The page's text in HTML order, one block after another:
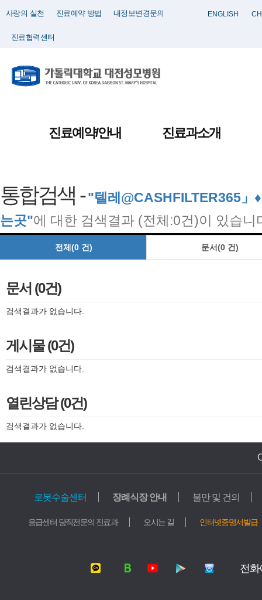
사랑의 실천 진료예약 방법 내정보변경문의
진료협력센터
ENGLISH
진료예약/안내 진료과소개
통합검색 - "텔레@CASHFILTER365」
는곳"에 대한 검색결과 (전체:0건)이 있습니
전체(0 건) 문서(0 건)
문서 (0건)
검색결과가 없습니다.
게시물 (0건)
검색결과가 없습니다.
열린상담 (0건)
검색결과가 없습니다.
의료기관
가톨릭중앙의료원
교육기관
학교법인 가
가톨릭대학
로봇수술센터 장례식장 안내 불만 및 건의
응급센터 당직전문의 진료과 오시는 길 인터넷증명서발급
전